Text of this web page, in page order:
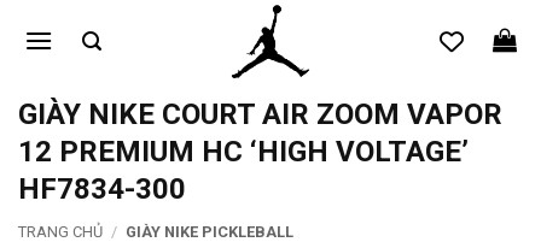
qua
dungGIÀY NIKE COURT AIR ZOOM VAPOR
12 PREMIUM HC ‘HIGH VOLTAGE’
HF7834-300
TRANG CHỦ / GIÀY NIKE PICKLEBALL